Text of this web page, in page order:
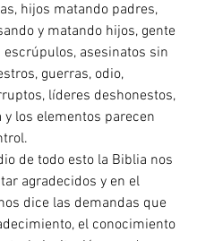
hijos matando padres,
y matando hijos, gente
escrúpulos, asesinatos sin
guerras, odio,
líderes deshonestos,
y los elementos parecen
de todo esto la Biblia nos
agradecidos y en el
dice las demandas que
el conocimiento